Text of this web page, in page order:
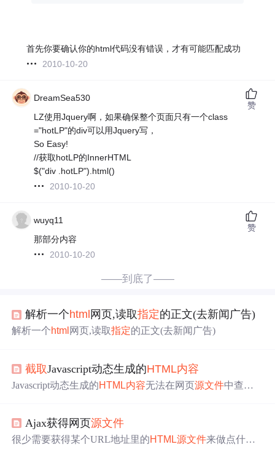
首先你要确认你的html代码没有错误，才有可能匹配成功
2010-10-20
DreamSea530
LZ使用Jquery啊，如果确保整个页面只有一个class
="hotLP"的div可以用Jquery写，
So Easy!
//获取hotLP的InnerHTML
$("div .hotLP").html()
2010-10-20
赞
wuyq11
那部分内容
2010-10-20
赞
——到底了——
解析一个html 网页,读取指定的正文(去新闻广告)
解析一个html 网页,读取指定的正文(去新闻广告)
截取Javascript动态生成的HTML内容
Javascript动态生成的HTML内容无法在网页源文件中查
t.body.innerHTML.replace(/</g,"&lt;").replace(/>/g,"&gt;")) 下
面的Javascript...
Ajax获得网页源文件
很少需要获得某个URL地址里的HTML源文件来做点什